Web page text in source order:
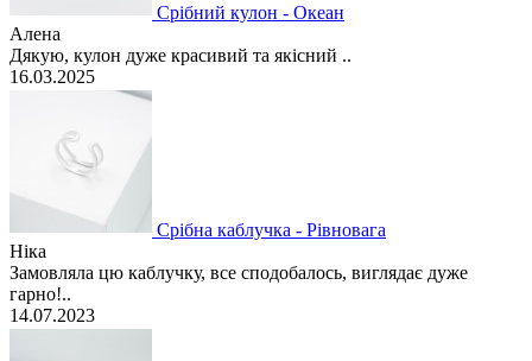
Срібний кулон - Океан
Алена
Дякую, кулон дуже красивий та якісний ..
16.03.2025
Срібна каблучка - Рівновага
Ніка
Замовляла цю каблучку, все сподобалось, виглядає дуже
гарно!..
14.07.2023